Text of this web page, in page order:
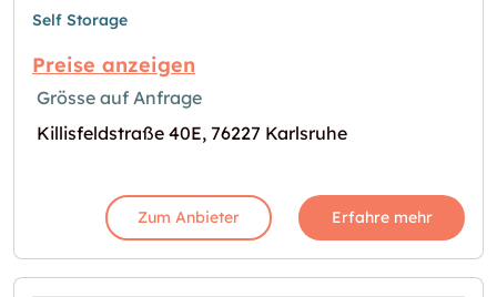
Self Storage
Preise anzeigen
Grösse auf Anfrage
Killisfeldstraße 40E, 76227 Karlsruhe
Zum Anbieter Erfahre mehr